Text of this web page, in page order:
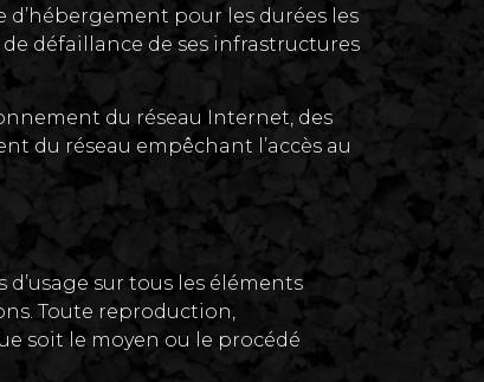
d’hébergement pour les durées les
défaillance de ses infrastructures
du réseau Internet, des
du réseau empêchant l’accès au
sur tous les éléments
Toute reproduction,
soit le moyen ou le procédé